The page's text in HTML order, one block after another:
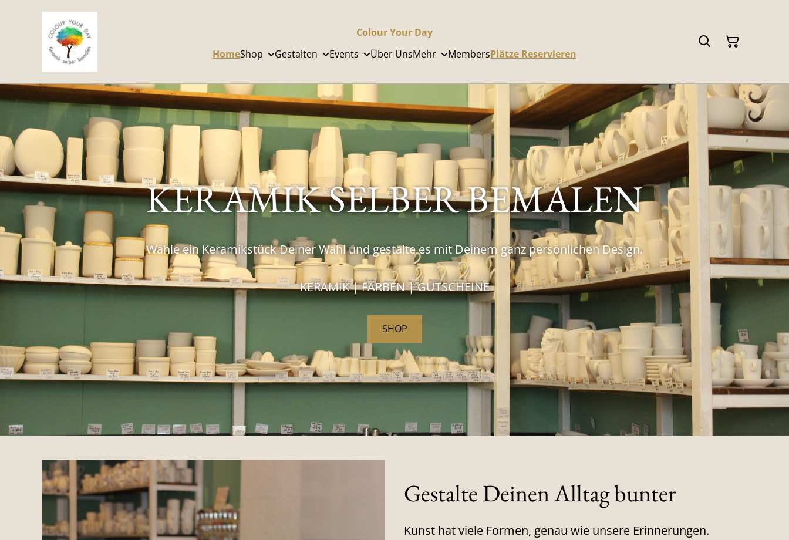
Colour Your Day
HomeShop Gestalten Events Über UnsMehr MembersPlätze Reservieren
KERAMIK SELBER BEMALEN
Wähle ein Keramikstück Deiner Wahl und gestalte es mit Deinem ganz persönlichen Design.
KERAMIK | FARBEN | GUTSCHEINE
SHOP
Gestalte Deinen Alltag bunter
Kunst hat viele Formen, genau wie unsere Erinnerungen.